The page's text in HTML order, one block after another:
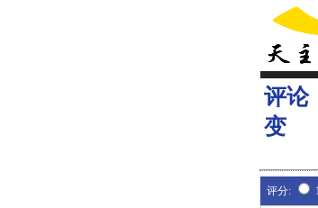
评论
变
评分: